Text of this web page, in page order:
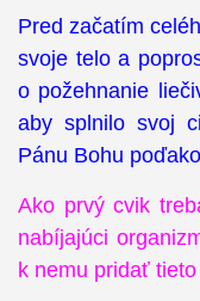
Pred začatím
svoje telo a
o požehnanie
aby splnilo svoj
Pánu Bohu
Ako prvý cvik
nabíjajúci
k nemu pridať